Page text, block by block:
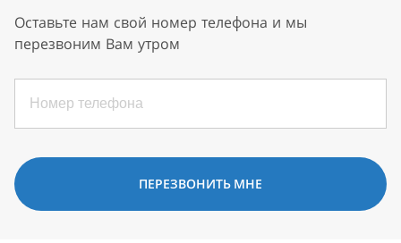
Оставьте нам свой номер телефона и мы
перезвоним Вам утром
ПЕРЕЗВОНИТЬ МНЕ